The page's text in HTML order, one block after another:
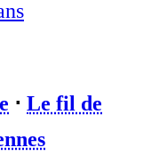
⋅ Le fil de